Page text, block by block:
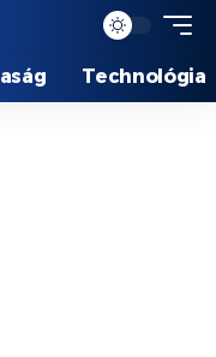
Technológia